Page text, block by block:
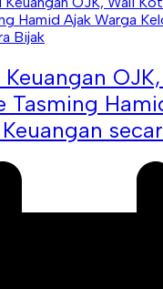
Tasming